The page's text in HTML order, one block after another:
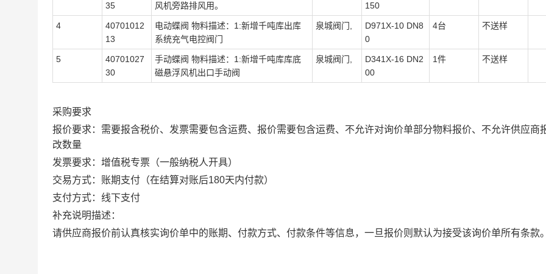
35
风机旁路排风用。
150
4
40701012
13
电动蝶阀 物料描述：1:新增千吨库出库
系统充气电控阀门
泉城阀门,
D971X-10 DN8
0
4台 不送样
5
40701027
30
手动蝶阀 物料描述：1:新增千吨库库底
磁悬浮风机出口手动阀
泉城阀门,
D341X-16 DN2
00
1件 不送样
采购要求
报价要求：需要报含税价、发票需要包含运费、报价需要包含运费、不允许对询价单部分物料报价、不允许供应商
改数量
发票要求：增值税专票（一般纳税人开具）
交易方式：账期支付（在结算对账后180天内付款）
支付方式：线下支付
补充说明描述：
请供应商报价前认真核实询价单中的账期、付款方式、付款条件等信息，一旦报价则默认为接受该询价单所有条款。